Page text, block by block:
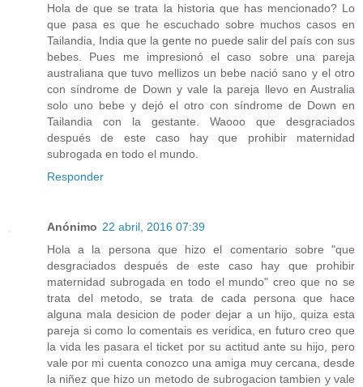
Hola de que se trata la historia que has mencionado? Lo
que pasa es que he escuchado sobre muchos casos en
Tailandia, India que la gente no puede salir del país con sus
bebes. Pues me impresionó el caso sobre una pareja
australiana que tuvo mellizos un bebe nació sano y el otro
con síndrome de Down y vale la pareja llevo en Australia
solo uno bebe y dejó el otro con síndrome de Down en
Tailandia con la gestante. Waooo que desgraciados
después de este caso hay que prohibir maternidad
subrogada en todo el mundo.
Responder
Anónimo 22 abril, 2016 07:39
Hola a la persona que hizo el comentario sobre "que
desgraciados después de este caso hay que prohibir
maternidad subrogada en todo el mundo" creo que no se
trata del metodo, se trata de cada persona que hace
alguna mala desicion de poder dejar a un hijo, quiza esta
pareja si como lo comentais es veridica, en futuro creo que
la vida les pasara el ticket por su actitud ante su hijo, pero
vale por mi cuenta conozco una amiga muy cercana, desde
la niñez que hizo un metodo de subrogacion tambien y vale